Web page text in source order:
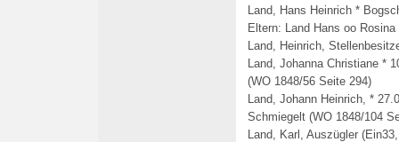
Land, Hans Heinrich *
Eltern: Land Hans oo
Land, Heinrich,
Land, Johanna Christiane *
(WO 1848/56 Seite 294)
Land, Johann Heinrich, *
Schmiegelt (WO 1848/104
Land, Karl, Auszügler